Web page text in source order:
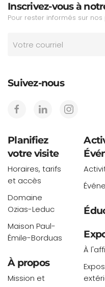
Inscrivez-vous à
Pour rester informés sur
Suivez-nous
Planifiez
votre visite
Horaires, tarifs
et accès
Domaine
Ozias-Leduc
Maison Paul-
Émile-Borduas
À propos
Mission et
À